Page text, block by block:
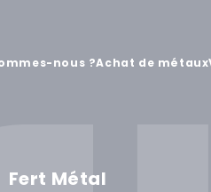
nous ?Achat de métaux
Fert Métal